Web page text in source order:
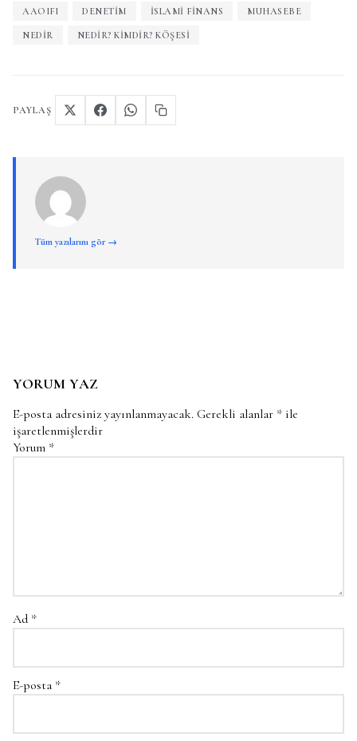
AAOIFI DENETIM ISLAMI FINANS MUHASEBE
NEDIR NEDIR? KIMDIR? KÖŞESI
PAYLAŞ
Tüm yazılarını gör →
YORUM YAZ
E-posta adresiniz yayınlanmayacak. Gerekli alanlar * ile
işaretlenmişlerdir
Yorum *
Ad *
E-posta *